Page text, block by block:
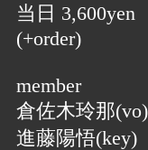
当日
(+order)
member
倉佐木玲那
進藤陽悟(key)